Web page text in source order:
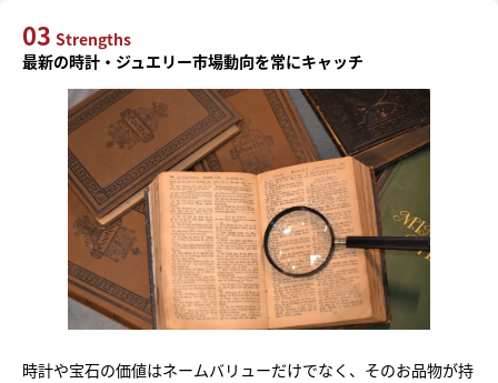
03 Strengths
最新の時計・ジュエリー市場動向を常にキャッチ
時計や宝石の価値はネームバリューだけでなく、そのお品物が持